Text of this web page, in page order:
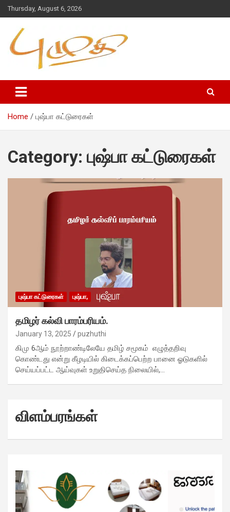
Thursday, August 6, 2026
Home புஷ்பா கட்டுரைகள்
Category: புஷ்பா கட்டுரைகள்
புஷ்பா கட்டுரைகள் புஷ்பா,
தமிழர் கல்வி பாரம்பரியம்.
January 13, 2025 puzhuthi
கிமு 6ஆம் நூற்றாண்டிலேயே தமிழ் சமூகம் எழுத்தறிவு
கொண்டது என்று கீழடியில் கிடைக்கப்பெற்ற பானை ஓடுகளில்
செய்யப்பட்ட ஆய்வுகள் உறுதிசெய்த நிலையில்,…
விளம்பரங்கள்